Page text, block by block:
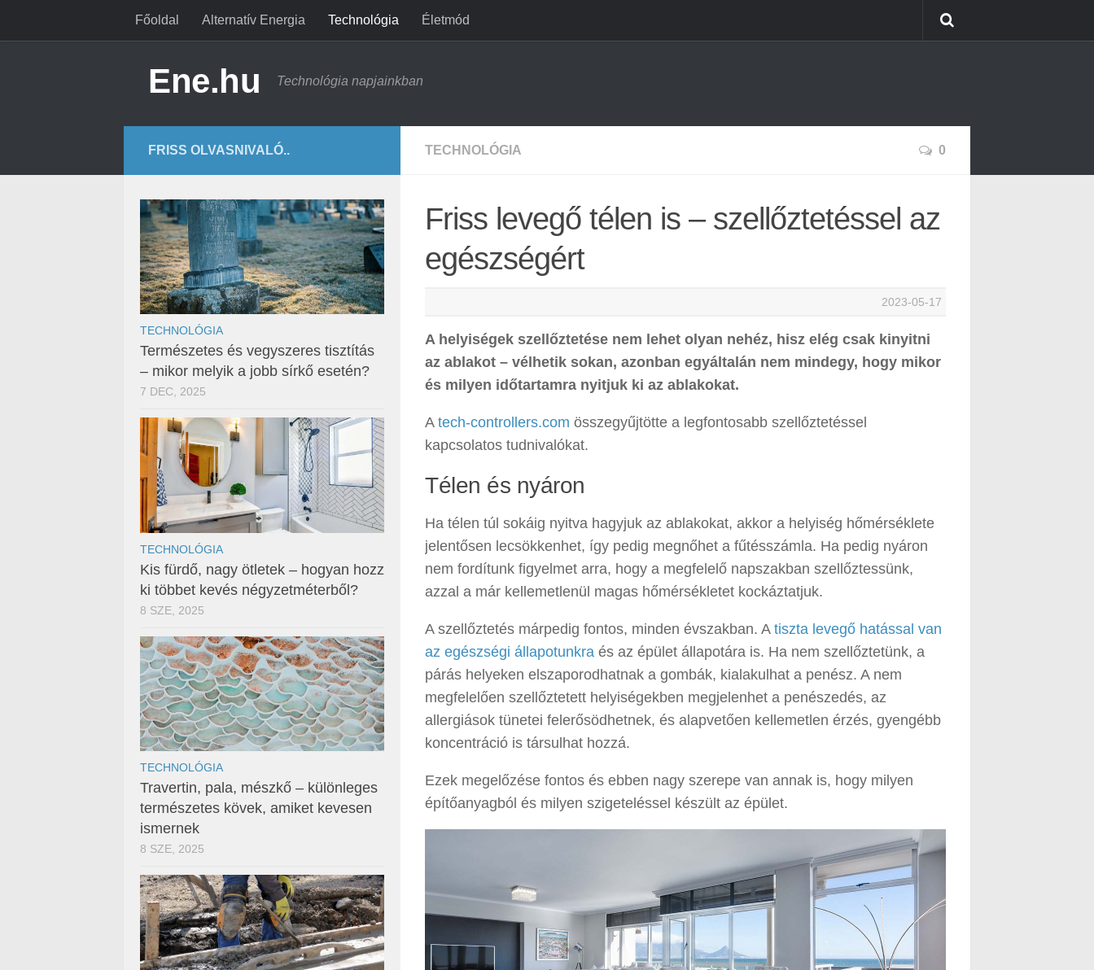
Főoldal Alternatív Energia Technológia Életmód
Ene.hu Technológia napjainkban
TECHNOLÓGIA 0
Friss levegő télen is – szellőztetéssel az
egészségért
2023-05-17
A helyiségek szellőztetése nem lehet olyan nehéz, hisz elég csak kinyitni
az ablakot – vélhetik sokan, azonban egyáltalán nem mindegy, hogy mikor
és milyen időtartamra nyitjuk ki az ablakokat.
A tech-controllers.com összegyűjtötte a legfontosabb szellőztetéssel
kapcsolatos tudnivalókat.
Télen és nyáron
Ha télen túl sokáig nyitva hagyjuk az ablakokat, akkor a helyiség hőmérséklete
jelentősen lecsökkenhet, így pedig megnőhet a fűtésszámla. Ha pedig nyáron
nem fordítunk figyelmet arra, hogy a megfelelő napszakban szellőztessünk,
azzal a már kellemetlenül magas hőmérsékletet kockáztatjuk.
A szellőztetés márpedig fontos, minden évszakban. A tiszta levegő hatással van
az egészségi állapotunkra és az épület állapotára is. Ha nem szellőztetünk, a
párás helyeken elszaporodhatnak a gombák, kialakulhat a penész. A nem
megfelelően szellőztetett helyiségekben megjelenhet a penészedés, az
allergiások tünetei felerősödhetnek, és alapvetően kellemetlen érzés, gyengébb
koncentráció is társulhat hozzá.
Ezek megelőzése fontos és ebben nagy szerepe van annak is, hogy milyen
építőanyagból és milyen szigeteléssel készült az épület.
FRISS OLVASNIVALÓ..
TECHNOLÓGIA
Természetes és vegyszeres tisztítás
– mikor melyik a jobb sírkő esetén?
7 DEC, 2025
TECHNOLÓGIA
Kis fürdő, nagy ötletek – hogyan hozz
ki többet kevés négyzetméterből?
8 SZE, 2025
TECHNOLÓGIA
Travertin, pala, mészkő – különleges
természetes kövek, amiket kevesen
ismernek
8 SZE, 2025